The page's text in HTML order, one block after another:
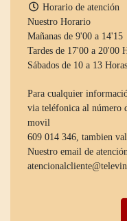
Horario de atención
Nuestro Horario
Mañanas de 9'00 a 14'15
Tardes de 17'00 a 20'00
Sábados de 10 a 13 Horas
Para cualquier
via teléfonica al número
movil
609 014 346, tambien
Nuestro email de